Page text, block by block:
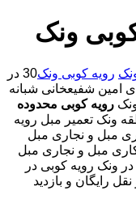
ونک
رویه کوبی ونک
30 در
بیمه رایگان 09193609760-آقای امین شفیعخانی شبانه
رویه کوبی محدوده
ونک تعمیر مبل رویه
مبل و نجاری مبل
کاری مبل و نجاری مبل
ونک رویه کوبی در
رایگان و بازدید